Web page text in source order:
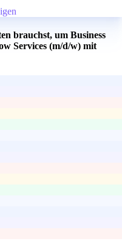
brauchst, um Business
Services (m/d/w) mit